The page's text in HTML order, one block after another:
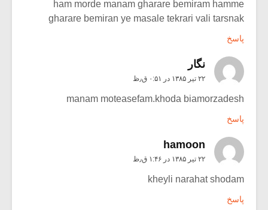
ham morde manam gharare bemiram hamme
gharare bemiran ye masale tekrari vali tarsnak
پاسخ
نگار
۲۲ تیر ۱۳۸۵ در ۰:۵۱ ق٫ظ
manam moteasefam.khoda biamorzadesh
پاسخ
hamoon
۲۲ تیر ۱۳۸۵ در ۱:۴۶ ق٫ظ
kheyli narahat shodam
پاسخ